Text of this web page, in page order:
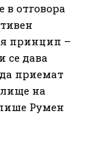
в отговора
принцип –
се дава
приемат
на
Румен